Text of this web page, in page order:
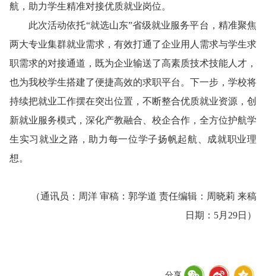
航，助力学生精准对接优质就业岗位。
此次活动依托“就选山东”省级就业服务平台，精准聚焦
两大专业集群就业需求，有效打通了企业用人需求与学生求
职需求的对接通道，既为企业输送了高素质技术技能人才，
也为我校学生搭建了便捷高效的求职平台。 下一步，学校将
持续把就业工作摆在突出位置，不断整合优质就业资源，创
新就业服务模式，深化产教融合、校企合作，全方位护航学
生实习就业之路，助力每一位学子扬帆起航、成就职业理
想。
（通讯员：周洋 审稿：郭学道 责任编辑：周晓莉 来稿
日期：5月29日）